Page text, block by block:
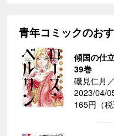
青年コミックのお
傾国の仕
39巻
磯見仁月
2023/04/
165円（税